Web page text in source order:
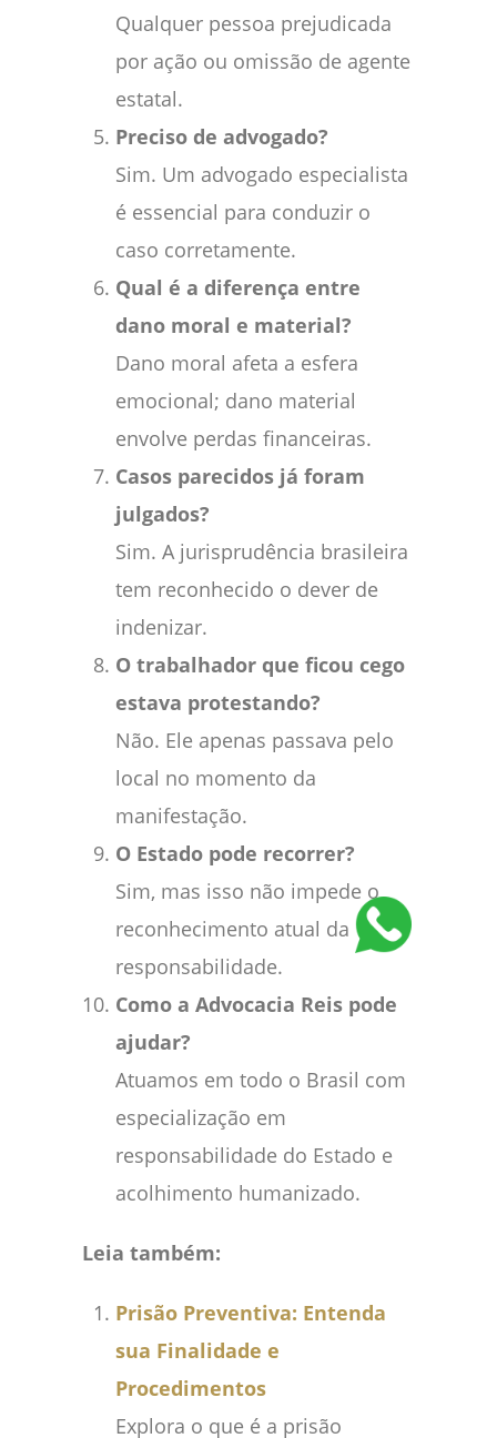
Qualquer pessoa prejudicada
por ação ou omissão de agente
estatal.
Preciso de advogado?
Sim. Um advogado especialista
é essencial para conduzir o
caso corretamente.
Qual é a diferença entre
dano moral e material?
Dano moral afeta a esfera
emocional; dano material
envolve perdas financeiras.
Casos parecidos já foram
julgados?
Sim. A jurisprudência brasileira
tem reconhecido o dever de
indenizar.
O trabalhador que ficou cego
estava protestando?
Não. Ele apenas passava pelo
local no momento da
manifestação.
O Estado pode recorrer?
Sim, mas isso não impede o
reconhecimento atual da
responsabilidade.
Como a Advocacia Reis pode
ajudar?
Atuamos em todo o Brasil com
especialização em
responsabilidade do Estado e
acolhimento humanizado.
Leia também:
Prisão Preventiva: Entenda
sua Finalidade e
Procedimentos
Explora o que é a prisão